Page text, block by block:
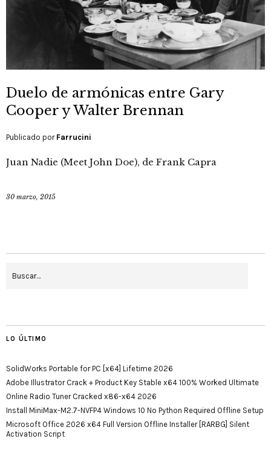
Duelo de armónicas entre Gary
Cooper y Walter Brennan
Publicado por Farrucini
Juan Nadie (Meet John Doe), de Frank Capra
30 marzo, 2015
LO ÚLTIMO
SolidWorks Portable for PC [x64] Lifetime 2026
Adobe Illustrator Crack + Product Key Stable x64 100% Worked Ultimate
Online Radio Tuner Cracked x86-x64 2026
Install MiniMax-M2.7-NVFP4 Windows 10 No Python Required Offline Setup
Microsoft Office 2026 x64 Full Version Offline Installer [RARBG] Silent
Activation Script